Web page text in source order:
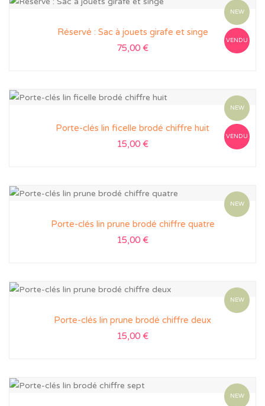
NEW
VENDU
Réservé : Sac à jouets girafe et singe
75,00 €
NEW
VENDU
Porte-clés lin ficelle brodé chiffre huit
15,00 €
NEW
Porte-clés lin prune brodé chiffre quatre
15,00 €
NEW
Porte-clés lin prune brodé chiffre deux
15,00 €
NEW